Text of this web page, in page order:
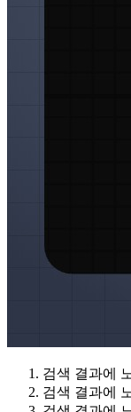
검색 결과에
검색 결과에